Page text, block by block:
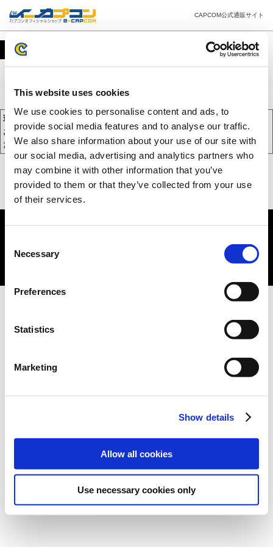
This website uses cookies
We use cookies to personalise content and ads, to
provide social media features and to analyse our traffic.
We also share information about your use of our site with
our social media, advertising and analytics partners who
may combine it with other information that you’ve
provided to them or that they’ve collected from your use
of their services.
Selection
Necessary
Preferences
Statistics
Marketing
Show details
Allow all cookies
Use necessary cookies only
CAPCOM公式通販サイト
カート
現在、カートには商品が入っておりません。
お買い物を続けるには下の 「お買い物を続ける」 をクリックしてく
ださい。